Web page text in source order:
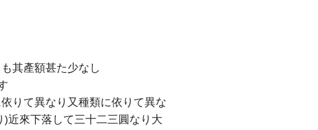
其產額甚た少なし
りて異なり又種類に依りて異な
近來下落して三十二三圓なり大